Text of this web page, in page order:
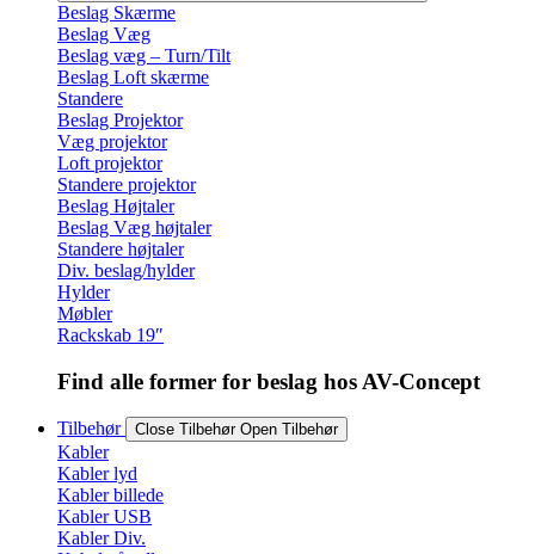
Beslag Skærme
Beslag Væg
Beslag væg – Turn/Tilt
Beslag Loft skærme
Standere
Beslag Projektor
Væg projektor
Loft projektor
Standere projektor
Beslag Højtaler
Beslag Væg højtaler
Standere højtaler
Div. beslag/hylder
Hylder
Møbler
Rackskab 19″
Find alle former for beslag hos AV-Concept
Tilbehør Close Tilbehør Open Tilbehør
Kabler
Kabler lyd
Kabler billede
Kabler USB
Kabler Div.